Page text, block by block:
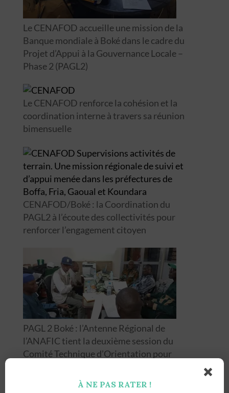
Le CENAFOD accueille une mission de la
Banque mondiale à Boké dans le cadre du
Projet d’Appui à la Gouvernance Locale –
Phase 2 (PAGL2)
Le CENAFOD renforce la cohésion et la
coordination interne à travers sa réunion
bimensuelle
CENAFOD/Boké : la Coordination du
PAGL2 à l’écoute des collectivités pour
renforcer l’engagement citoyen
PAGL 2 Boké : l’Antenne Régional de
l’ANAFIC tient la deuxième session du
Comité Technique d’Orientation pour
À NE PAS RATER !